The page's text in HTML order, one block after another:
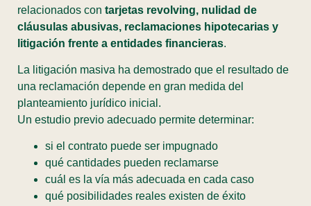
relacionados con tarjetas revolving, nulidad de
cláusulas abusivas, reclamaciones hipotecarias y
litigación frente a entidades financieras.
La litigación masiva ha demostrado que el resultado de
una reclamación depende en gran medida del
planteamiento jurídico inicial.
Un estudio previo adecuado permite determinar:
si el contrato puede ser impugnado
qué cantidades pueden reclamarse
cuál es la vía más adecuada en cada caso
qué posibilidades reales existen de éxito